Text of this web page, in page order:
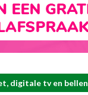
digitale tv en bellen